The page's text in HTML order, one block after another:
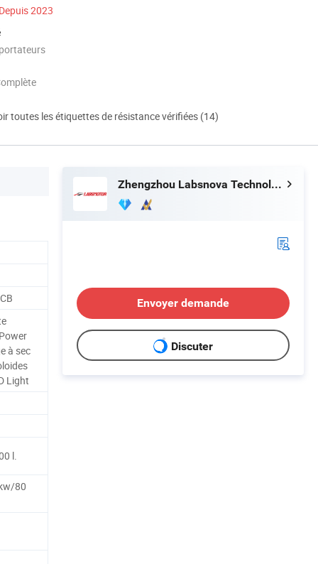
Depuis 2023
toutes les étiquettes de résistance vérifiées (14)
à sec
Light
l.
80
Zhengzhou Labsnova Technology Co., Ltd.
Envoyer demande
Discuter